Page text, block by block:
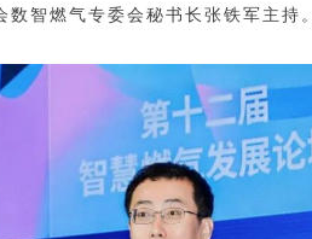
智燃气专委会秘书长张铁军主持。